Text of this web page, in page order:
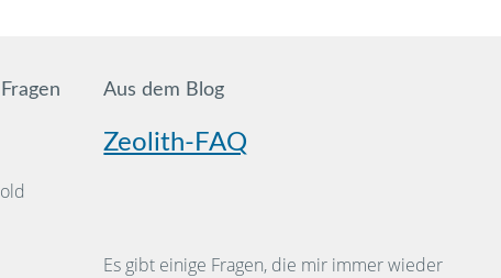
Aus dem Blog
Zeolith-FAQ
Es gibt einige Fragen, die mir immer wieder